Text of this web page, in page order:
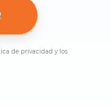
de privacidad y los